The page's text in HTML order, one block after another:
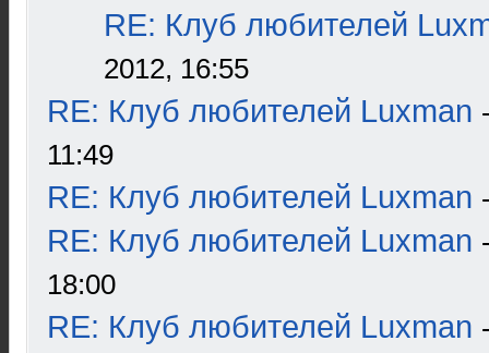
RE: Клуб любителей
2012, 16:55
RE: Клуб любителей Luxman
11:49
RE: Клуб любителей Luxman
RE: Клуб любителей Luxman
18:00
RE: Клуб любителей Luxman